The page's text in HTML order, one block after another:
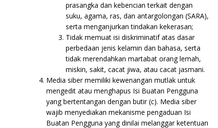
prasangka dan kebencian terkait dengan
suku, agama, ras, dan antargolongan (SARA),
serta menganjurkan tindakan kekerasan;
Tidak memuat isi diskriminatif atas dasar
perbedaan jenis kelamin dan bahasa, serta
tidak merendahkan martabat orang lemah,
miskin, sakit, cacat jiwa, atau cacat jasmani.
Media siber memiliki kewenangan mutlak untuk
mengedit atau menghapus Isi Buatan Pengguna
yang bertentangan dengan butir (c). Media siber
wajib menyediakan mekanisme pengaduan Isi
Buatan Pengguna yang dinilai melanggar ketentuan